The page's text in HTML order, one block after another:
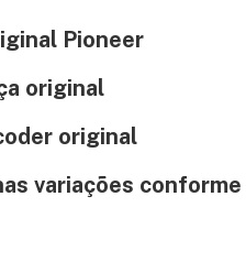
Pioneer
original
original
variações